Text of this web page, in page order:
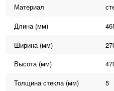
Материал
Длина (мм)
Ширина (мм)
Высота (мм)
Толщина стекла (мм) 5